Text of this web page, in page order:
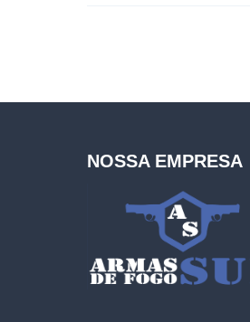
NOSSA EMPRESA